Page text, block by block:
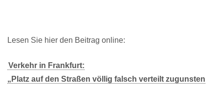
Lesen Sie hier den Beitrag online:
Verkehr in Frankfurt:
„Platz auf den Straßen völlig falsch verteilt zugunsten